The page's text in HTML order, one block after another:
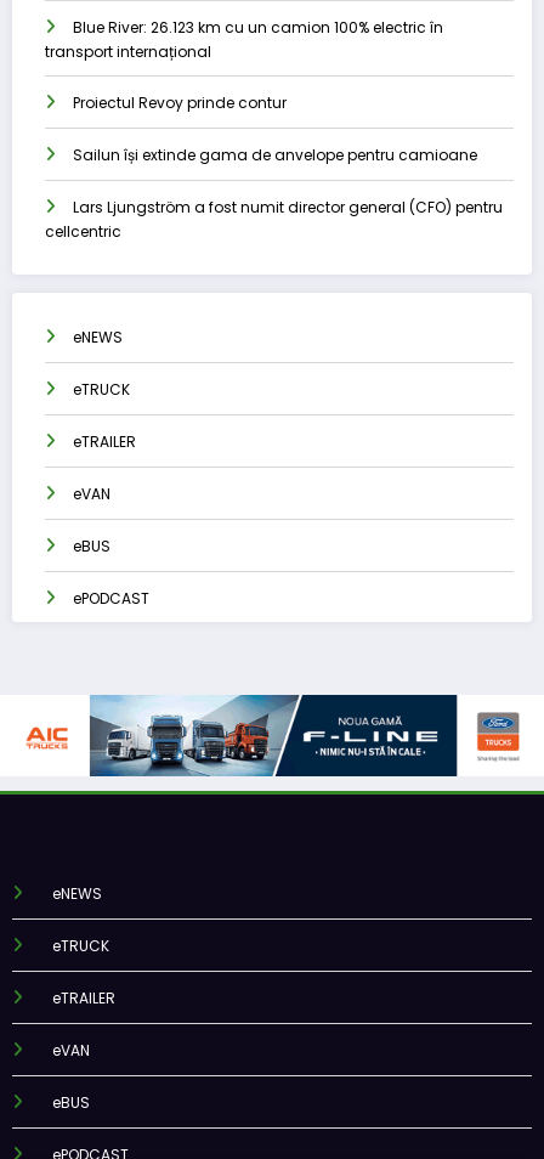
Blue River: 26.123 km cu un camion 100% electric în
transport internațional
Proiectul Revoy prinde contur
Sailun își extinde gama de anvelope pentru camioane
Lars Ljungström a fost numit director general (CFO) pentru
cellcentric
eNEWS
eTRUCK
eTRAILER
eVAN
eBUS
ePODCAST
eNEWS
eTRUCK
eTRAILER
eVAN
eBUS
ePODCAST